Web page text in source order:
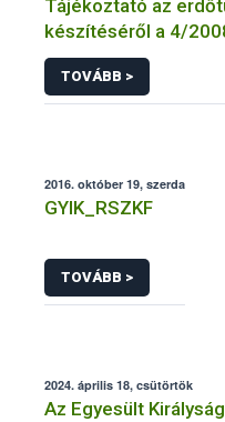
Tájékoztató az
készítéséről a 4/
előírásai alapján
TOVÁBB >
2016. október 19, szerda
GYIK_RSZKF
TOVÁBB >
2024. április 18, csütörtök
Az Egyesült